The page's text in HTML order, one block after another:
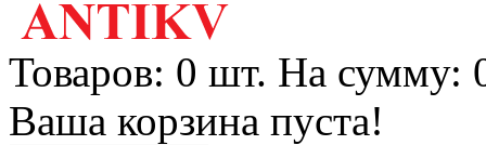
Товаров: 0 шт. На сумму:
Ваша корзина пуста!